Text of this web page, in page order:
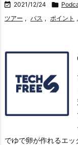
 2021/12/24 
ツアー , バス , ポイント ,
でゆで卵が作れるエ